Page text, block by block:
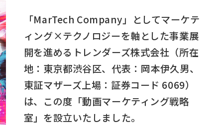
「MarTech Company」としてマーケテ
ィング×テクノロジーを軸とした事業展
開を進めるトレンダーズ株式会社（所在
地：東京都渋谷区、代表：岡本伊久男、
東証マザーズ上場：証券コード 6069）
は、この度「動画マーケティング戦略
室」を設立いたしました。